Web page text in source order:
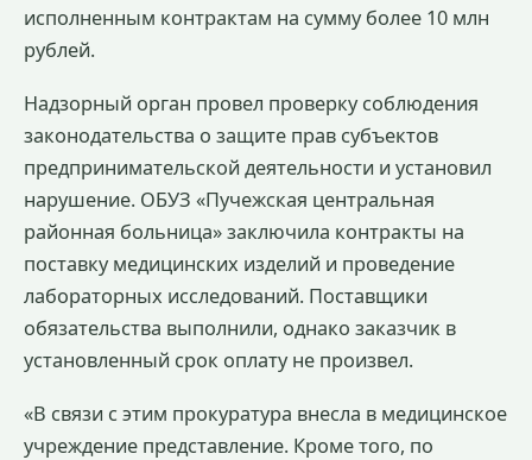
исполненным контрактам на сумму более 10 млн
рублей.
Надзорный орган провел проверку соблюдения
законодательства о защите прав субъектов
предпринимательской деятельности и установил
нарушение. ОБУЗ «Пучежская центральная
районная больница» заключила контракты на
поставку медицинских изделий и проведение
лабораторных исследований. Поставщики
обязательства выполнили, однако заказчик в
установленный срок оплату не произвел.
«В связи с этим прокуратура внесла в медицинское
учреждение представление. Кроме того, по